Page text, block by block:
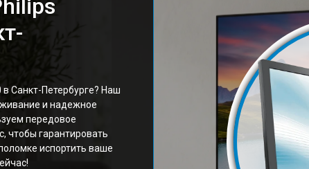
Санкт-Петербурге? Наш
и надежное
передовое
чтобы гарантировать
испортить ваше